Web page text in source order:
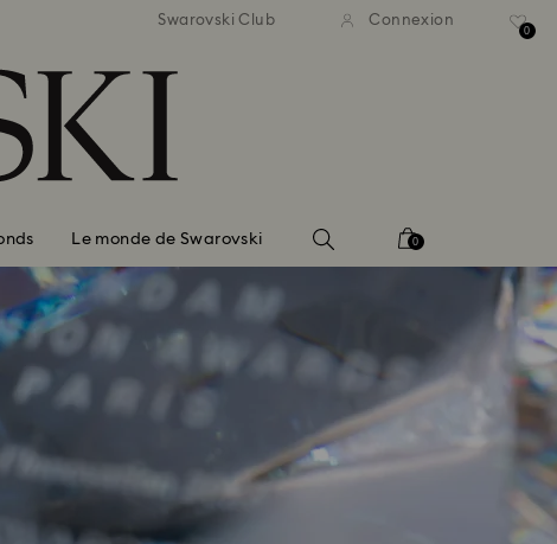
standard gratuite pour
commande supérieure à 110 CHF
Livraison standard
une commande supérieure à
Swarovski Club Connexion
0
Le monde de Swarovski 0